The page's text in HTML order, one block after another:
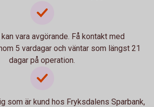
vara avgörande. Få kontakt med
5 vardagar och väntar som längst 21
dagar på operation.
som är kund hos Fryksdalens Sparbank,